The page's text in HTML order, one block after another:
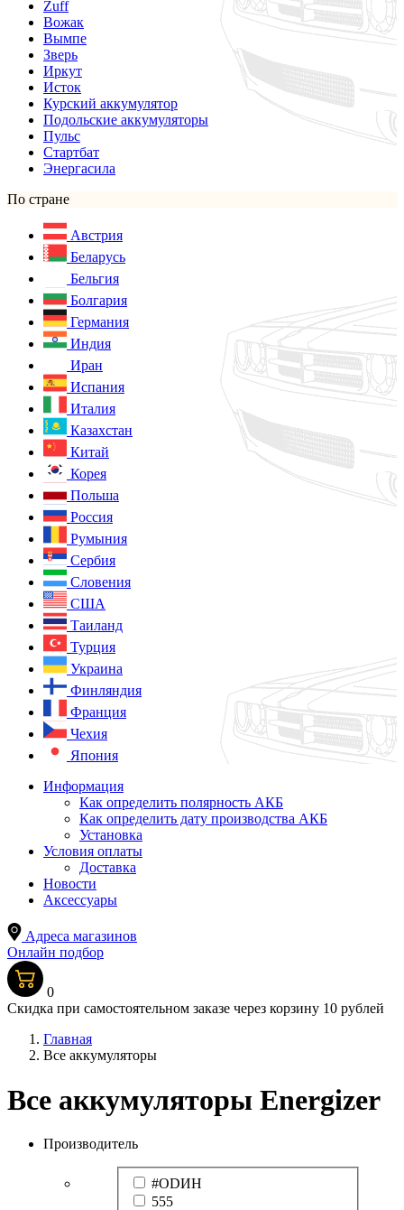
Zuff
Вожак
Вымпе
Зверь
Иркут
Исток
Курский аккумулятор
Подольские аккумуляторы
Пульс
Стартбат
Энергасила
По стране
Австрия
Беларусь
Бельгия
Болгария
Германия
Индия
Иран
Испания
Италия
Казахстан
Китай
Корея
Польша
Россия
Румыния
Сербия
Словения
США
Таиланд
Турция
Украина
Финляндия
Франция
Чехия
Япония
Информация
Как определить полярность АКБ
Как определить дату производства АКБ
Установка
Условия оплаты
Доставка
Новости
Аксессуары
Адреса магазинов
Онлайн подбор
0
Скидка при самостоятельном заказе через корзину 10 рублей
Главная
Все аккумуляторы
Все аккумуляторы Energizer
Производитель
#ODИН
555